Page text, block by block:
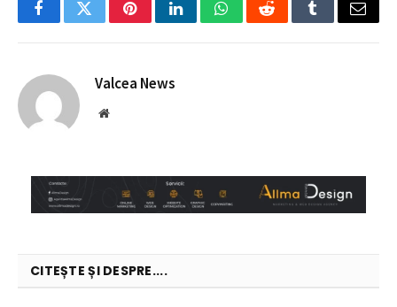
FacebookTwitterPinterestLinkedInWhatsAppRedditTumblrEmail
Valcea News
Website
CITEȘTE ȘI DESPRE....